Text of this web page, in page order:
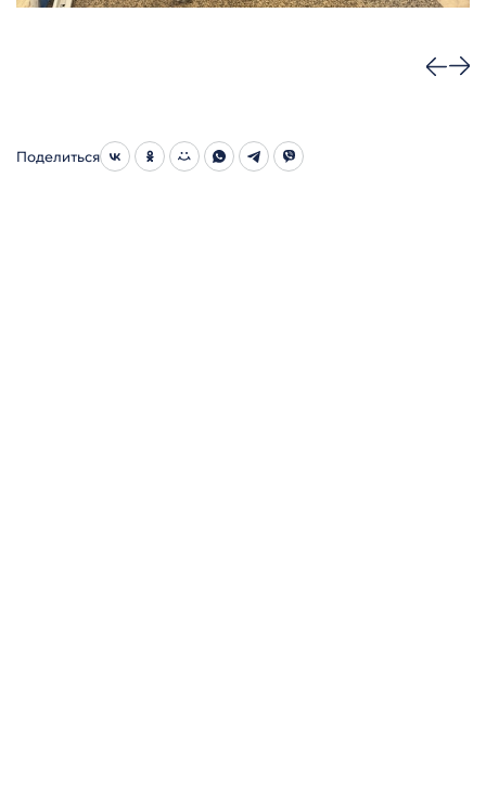
Поделиться